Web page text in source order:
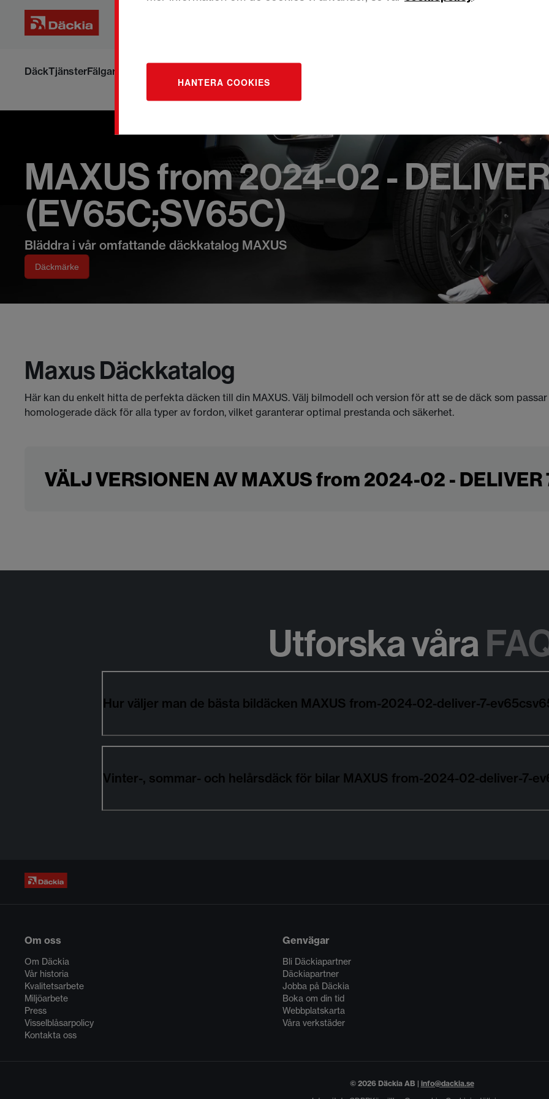
HANTERA COOKIES
DäckTjänsterFälgar
MAXUS from 2024-02 -
(EV65C;SV65C)
Bläddra i vår omfattande däckkatalog MAXUS
Däckmärke
Maxus Däckkatalog
Här kan du enkelt hitta de perfekta däcken till din MAXUS. Välj bilmodell och version för att se de däck som
homologerade däck för alla typer av fordon, vilket garanterar optimal prestanda och säkerhet.
VÄLJ VERSIONEN AV MAXUS from 2024-02 -
Utforska våra
Hur väljer man de bästa bildäcken MAXUS from-2024-02-deliver-7-
Vinter-, sommar- och helårsdäck för bilar MAXUS from-2024-02-deliver-7-
Om oss
Om Däckia
Vår historia
Kvalitetsarbete
Miljöarbete
Press
Visselblåsarpolicy
Kontakta oss
Genvägar
Bli Däckiapartner
Däckiapartner
Jobba på Däckia
Boka om din tid
Webbplatskarta
Våra verkstäder
© 2026 Däckia AB | info@dackia.se